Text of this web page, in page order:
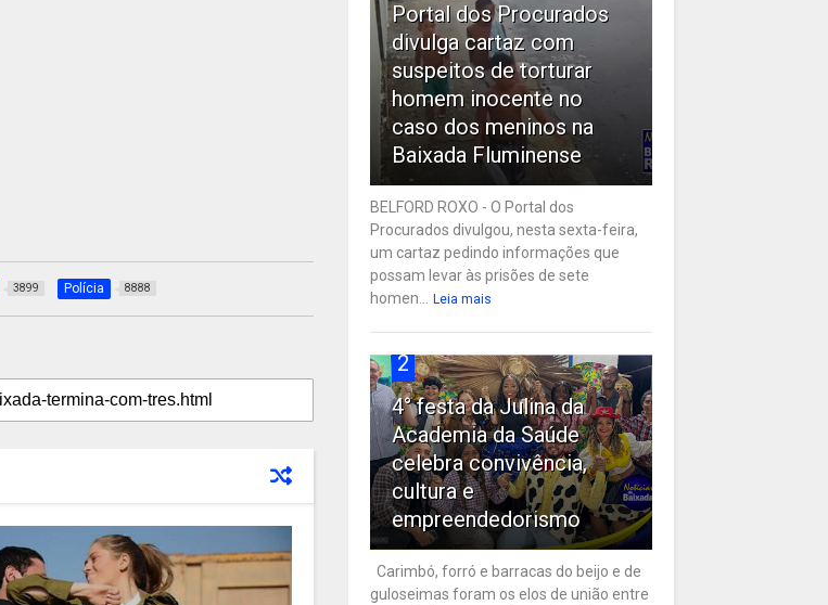
3899 Polícia 8888
Portal dos Procurados
divulga cartaz com
suspeitos de torturar
homem inocente no
caso dos meninos na
Baixada Fluminense
BELFORD ROXO - O Portal dos
Procurados divulgou, nesta sexta-feira,
um cartaz pedindo informações que
possam levar às prisões de sete
homen... Leia mais
2
4° festa da Julina da
Academia da Saúde
celebra convivência,
cultura e
empreendedorismo
Carimbó, forró e barracas do beijo e de
guloseimas foram os elos de união entre